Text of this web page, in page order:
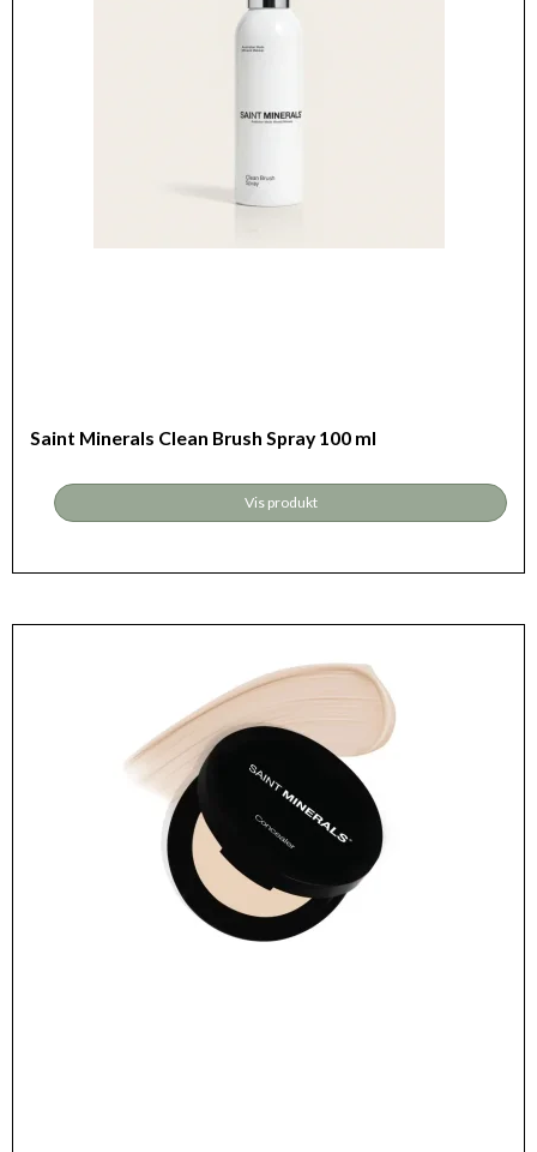
Saint Minerals Clean Brush Spray 100 ml
Vis produkt